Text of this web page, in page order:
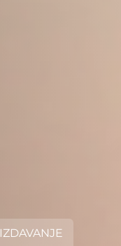
IZDAVANJE